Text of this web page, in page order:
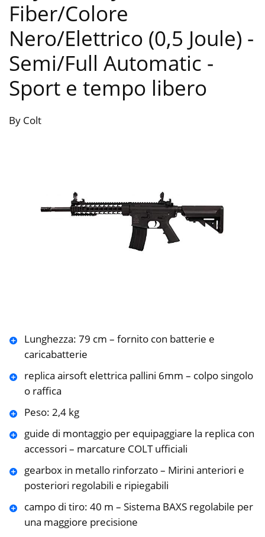
Fiber/Colore
Nero/Elettrico (0,5 Joule) -
Semi/Full Automatic -
Sport e tempo libero
By Colt
Lunghezza: 79 cm – fornito con batterie e
caricabatterie
replica airsoft elettrica pallini 6mm – colpo singolo
o raffica
Peso: 2,4 kg
guide di montaggio per equipaggiare la replica con
accessori – marcature COLT ufficiali
gearbox in metallo rinforzato – Mirini anteriori e
posteriori regolabili e ripiegabili
campo di tiro: 40 m – Sistema BAXS regolabile per
una maggiore precisione